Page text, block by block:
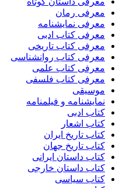
معرفی رمان
معرفی نمایشنامه
معرفی کتاب ادبی
معرفی کتاب تاریخی
معرفی کتاب روانشناسی
معرفی کتاب علمی
معرفی کتاب فلسفی
موسیقی
نمایشنامه و فیلمنامه
کتاب ادبی
کتاب اشعار
کتاب تاریخ ایران
کتاب تاریخ جهان
کتاب داستان ایرانی
کتاب داستان خارجی
کتاب سیاسی